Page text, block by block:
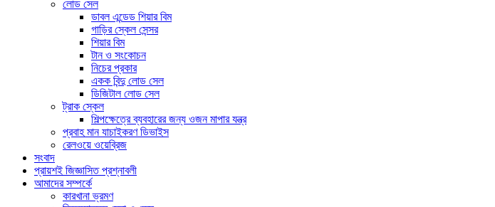
লোড সেল
ডাবল এন্ডেড শিয়ার বিম
গাড়ির স্কেল সেন্সর
শিয়ার বিম
টান ও সংকোচন
নিচের প্রকার
একক বিন্দু লোড সেল
ডিজিটাল লোড সেল
ট্রাক স্কেল
শিল্পক্ষেত্রে ব্যবহারের জন্য ওজন মাপার যন্ত্র
প্রবাহ মান যাচাইকরণ ডিভাইস
রেলওয়ে ওয়েব্রিজ
সংবাদ
প্রায়শই জিজ্ঞাসিত প্রশ্নাবলী
আমাদের সম্পর্কে
কারখানা ভ্রমণ